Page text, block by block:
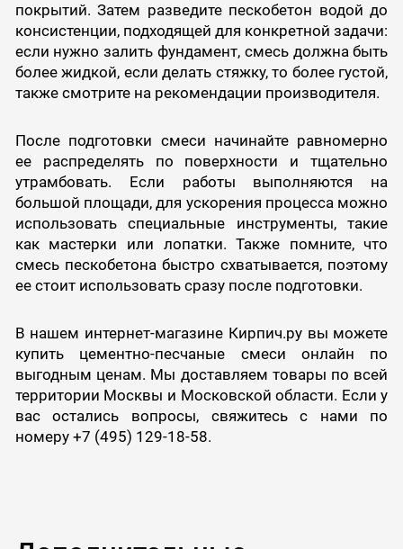
покрытий. Затем разведите пескобетон водой до
консистенции, подходящей для конкретной задачи:
если нужно залить фундамент, смесь должна быть
более жидкой, если делать стяжку, то более густой,
также смотрите на рекомендации производителя.
После подготовки смеси начинайте равномерно
ее распределять по поверхности и тщательно
утрамбовать. Если работы выполняются на
большой площади, для ускорения процесса можно
использовать специальные инструменты, такие
как мастерки или лопатки. Также помните, что
смесь пескобетона быстро схватывается, поэтому
ее стоит использовать сразу после подготовки.
В нашем интернет-магазине Кирпич.ру вы можете
купить цементно-песчаные смеси онлайн по
выгодным ценам. Мы доставляем товары по всей
территории Москвы и Московской области. Если у
вас остались вопросы, свяжитесь с нами по
номеру +7 (495) 129-18-58.